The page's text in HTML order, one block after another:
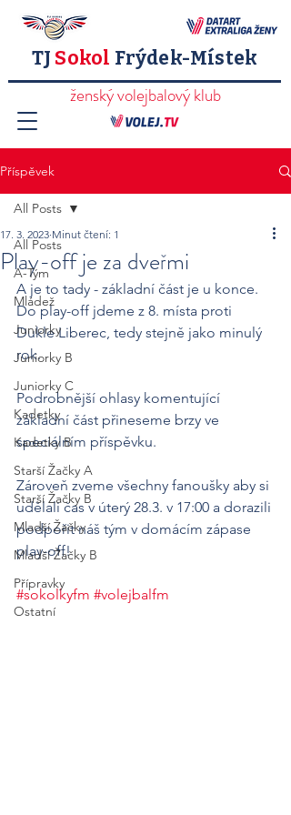
TJ Sokol Frýdek-Místek
ženský volejbalový klub
Příspěvek
All Posts
A-Tým
Mládež
Juniorky
Juniorky B
Juniorky C
Kadetky
Kadetky B
Starší Žačky A
Starší Žačky B
Mladší Žačky
Mladší Žačky B
Přípravky
Ostatní
All Posts
Play-off je za dveřmi
17. 3. 2023 Minut čtení: 1
A je to tady - základní část je u konce.
Do play-off jdeme z 8. místa proti
Dukle Liberec, tedy stejně jako minulý
rok.
Podrobnější ohlasy komentující
základní část přineseme brzy ve
speciálním příspěvku.
Zároveň zveme všechny fanoušky aby si
udělali čas v úterý 28.3. v 17:00 a dorazili
podpořit náš tým v domácím zápase
play-off!
#sokolkyfm #volejbalfm